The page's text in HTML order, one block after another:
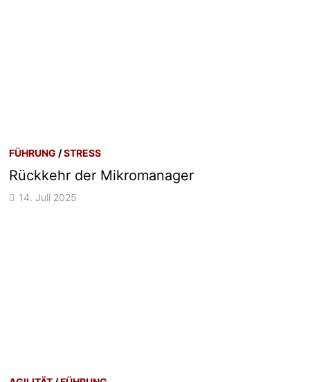
FÜHRUNG /STRESS
Rückkehr der Mikromanager
14. Juli 2025